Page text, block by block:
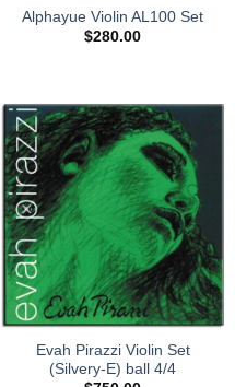
Alphayue Violin AL100 Set
$280.00
Evah Pirazzi Violin Set
(Silvery-E) ball 4/4